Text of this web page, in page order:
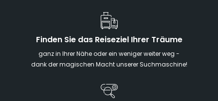
Finden Sie das Reiseziel Ihrer Träume
ganz in Ihrer Nähe oder ein weniger weiter weg -
dank der magischen Macht unserer Suchmaschine!